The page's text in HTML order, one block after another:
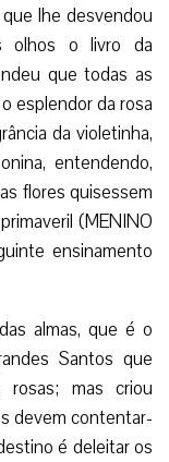
lhe desvendou
olhos o livro da
que todas as
esplendor da rosa
da violetinha,
entendendo,
flores quisessem
(MENINO
ensinamento
almas, que é o
Santos que
rosas; mas criou
devem contentar-
é deleitar os